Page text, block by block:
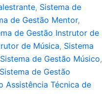
, Sistema de
de Gestão Mentor,
de Gestão Instrutor de
de Música, Sistema
Sistema de Gestão Músico,
Sistema de Gestão
Assistência Técnica de